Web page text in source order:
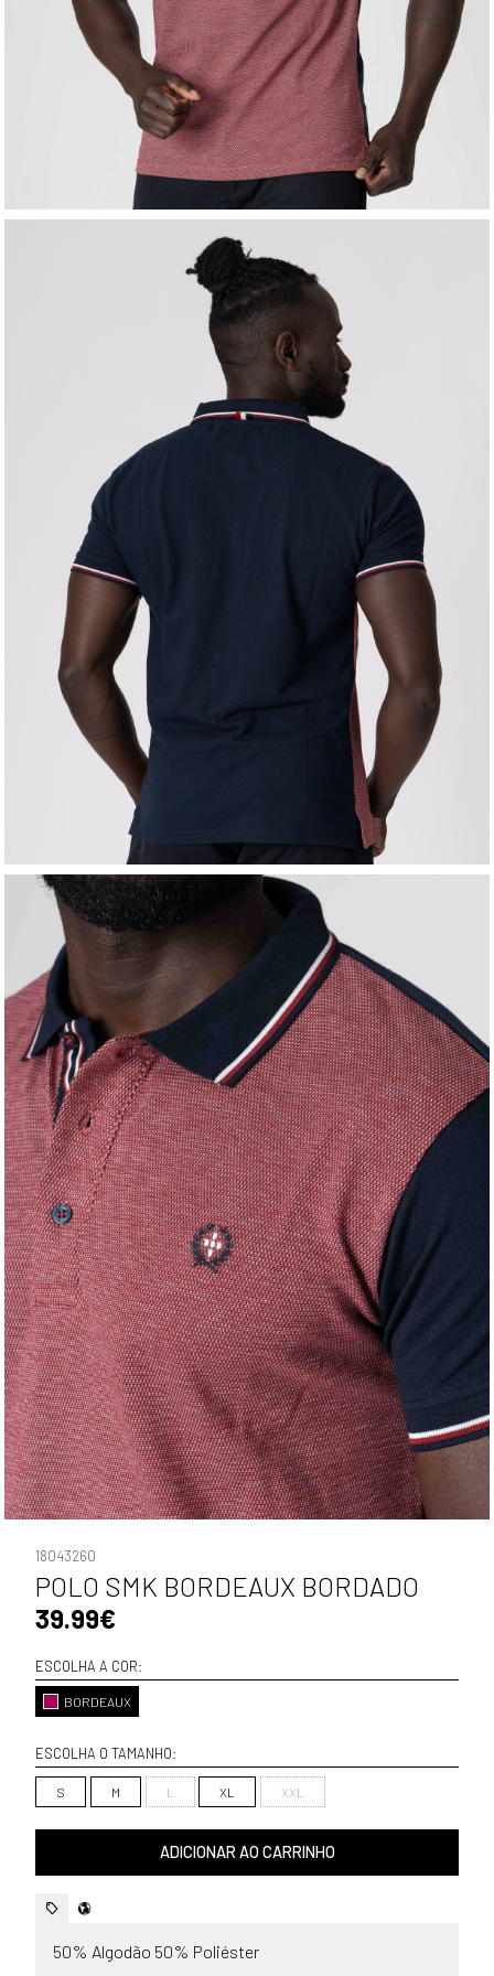
18043260
POLO SMK BORDEAUX BORDADO
39.99€
ESCOLHA A COR:
BORDEAUX
ESCOLHA O TAMANHO:
S M L XL XXL
ADICIONAR AO CARRINHO
50% Algodão 50% Poliéster